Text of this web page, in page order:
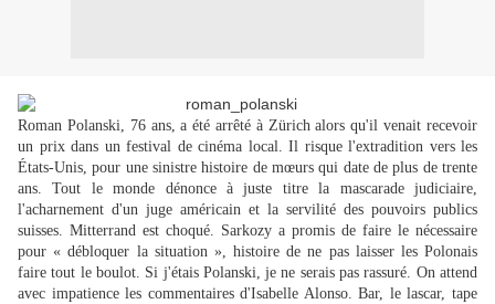
Roman Polanski, 76 ans, a été arrêté à Zürich alors qu'il venait recevoir
un prix dans un festival de cinéma local. Il risque l'extradition vers les
États-Unis, pour une sinistre histoire de mœurs qui date de plus de trente
ans. Tout le monde dénonce à juste titre la mascarade judiciaire,
l'acharnement d'un juge américain et la servilité des pouvoirs publics
suisses. Mitterrand est choqué. Sarkozy a promis de faire le nécessaire
pour « débloquer la situation », histoire de ne pas laisser les Polonais
faire tout le boulot. Si j'étais Polanski, je ne serais pas rassuré. On attend
avec impatience les commentaires d'Isabelle Alonso. Bar, le lascar, tape